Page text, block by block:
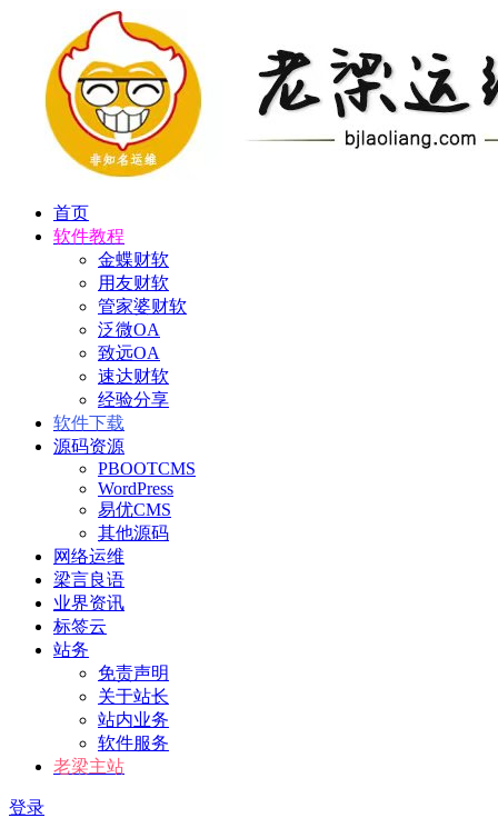
首页
软件教程
金蝶财软
用友财软
管家婆财软
泛微OA
致远OA
速达财软
经验分享
软件下载
源码资源
PBOOTCMS
WordPress
易优CMS
其他源码
网络运维
梁言良语
业界资讯
标签云
站务
免责声明
关于站长
站内业务
软件服务
老梁主站
登录